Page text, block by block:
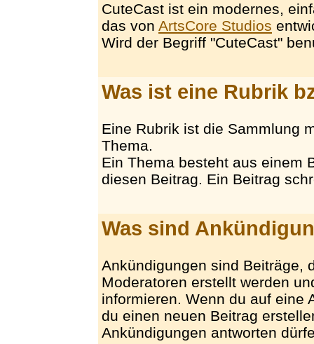
CuteCast ist ein modernes,
das von ArtsCore Studios
Wird der Begriff "CuteCast"
Was ist eine Rubrik
Eine Rubrik ist die Sammlung
Thema.
Ein Thema besteht aus einem
diesen Beitrag. Ein Beitrag
Was sind
Ankündigungen sind Beiträge,
Moderatoren erstellt werden
informieren. Wenn du auf eine
du einen neuen Beitrag
Ankündigungen antworten